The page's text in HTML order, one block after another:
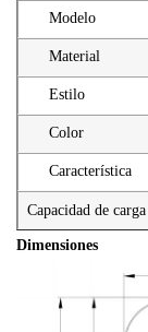
Modelo
Material
Estilo
Color
Característica
Capacidad de carga
Dimensiones